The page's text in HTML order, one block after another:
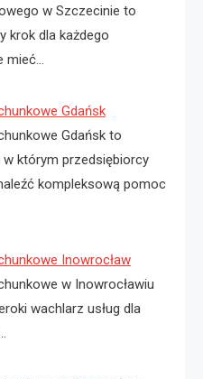
w Szczecinie to
krok dla każdego
mieć…
Gdańsk
Gdańsk to
w którym przedsiębiorcy
kompleksową pomoc
Inowrocław
w Inowrocławiu
wachlarz usług dla